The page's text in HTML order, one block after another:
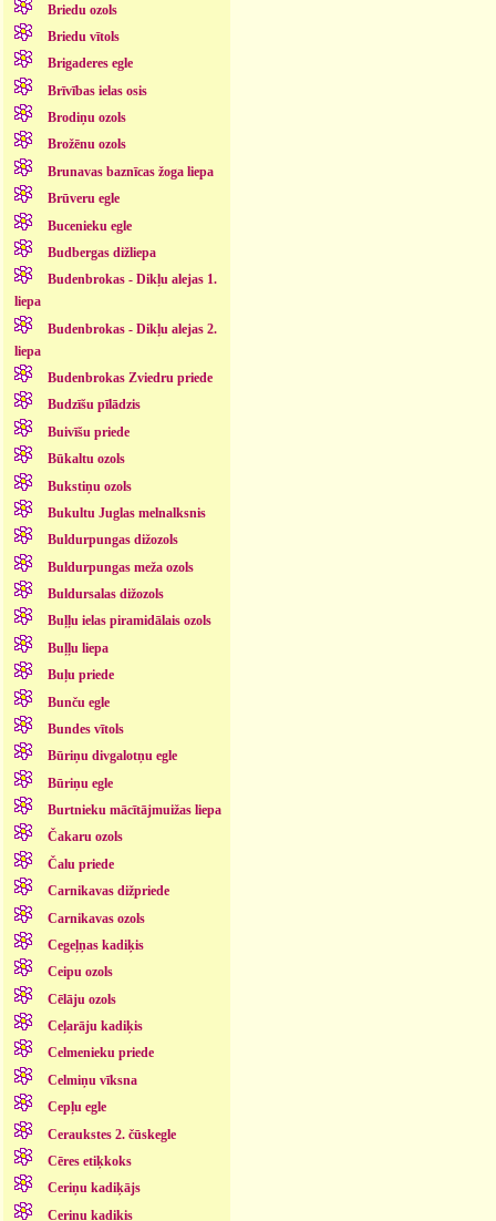
Briedu ozols
Briedu vītols
Brigaderes egle
Brīvības ielas osis
Brodiņu ozols
Brožēnu ozols
Brunavas baznīcas žoga liepa
Brūveru egle
Bucenieku egle
Budbergas dižliepa
Budenbrokas - Dikļu alejas 1.
liepa
Budenbrokas - Dikļu alejas 2.
liepa
Budenbrokas Zviedru priede
Budzīšu pīlādzis
Buivīšu priede
Būkaltu ozols
Bukstiņu ozols
Bukultu Juglas melnalksnis
Buldurpungas dižozols
Buldurpungas meža ozols
Buldursalas dižozols
Buļļu ielas piramidālais ozols
Buļļu liepa
Buļu priede
Bunču egle
Bundes vītols
Būriņu divgalotņu egle
Būriņu egle
Burtnieku mācītājmuižas liepa
Čakaru ozols
Čalu priede
Carnikavas dižpriede
Carnikavas ozols
Cegeļņas kadiķis
Ceipu ozols
Cēlāju ozols
Ceļarāju kadiķis
Celmenieku priede
Celmiņu vīksna
Cepļu egle
Ceraukstes 2. čūskegle
Cēres etiķkoks
Ceriņu kadiķājs
Ceriņu kadiķis